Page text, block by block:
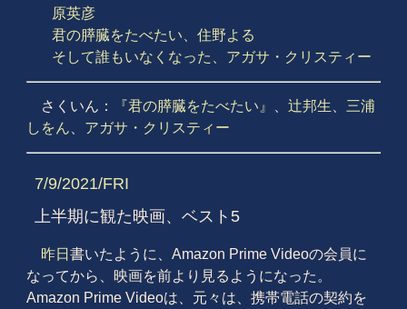
原英彦
君の膵臓をたべたい、住野よる
そして誰もいなくなった、アガサ・クリスティー
さくいん： 『君の膵臓をたべたい』 辻邦生
三浦
しをん
アガサ・クリスティー
7/9/2021/FRI
上半期に観た映画、ベスト5
昨日 書いたように、Amazon Prime Videoの会員に
なってから、映画を前より見るようになった。
Amazon Prime Videoは、元々は、携帯電話の契約を